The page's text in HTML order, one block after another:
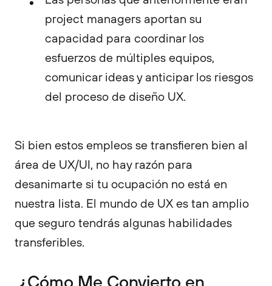
project managers aportan su
capacidad para coordinar los
esfuerzos de múltiples equipos,
comunicar ideas y anticipar los riesgos
del proceso de diseño UX.
Si bien estos empleos se transfieren bien al
área de UX/UI, no hay razón para
desanimarte si tu ocupación no está en
nuestra lista. El mundo de UX es tan amplio
que seguro tendrás algunas habilidades
transferibles.
¿Cómo Me Convierto en